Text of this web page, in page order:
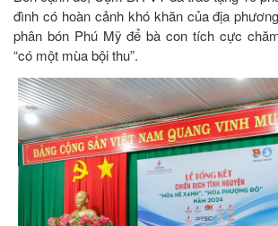
đình có hoàn cảnh khó khăn của địa
phân bón Phú Mỹ để bà con tích cực
“có một mùa bội thu”.